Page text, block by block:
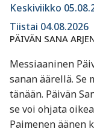
Keskiviikko
Tiistai 04.08.2026
PÄIVÄN SANA
Messiaaninen
sanan äärellä. Se
tänään. Päivän
se voi ohjata
Paimenen äänen